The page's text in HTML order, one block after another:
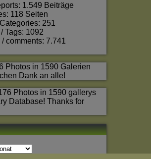
1.549 Beiträge
118 Seiten
251
Tags: 1092
/ comments: 7.741
Photos in 1590 Galerien
Dank an alle!
Photos in 1590 gallerys
Database! Thanks for